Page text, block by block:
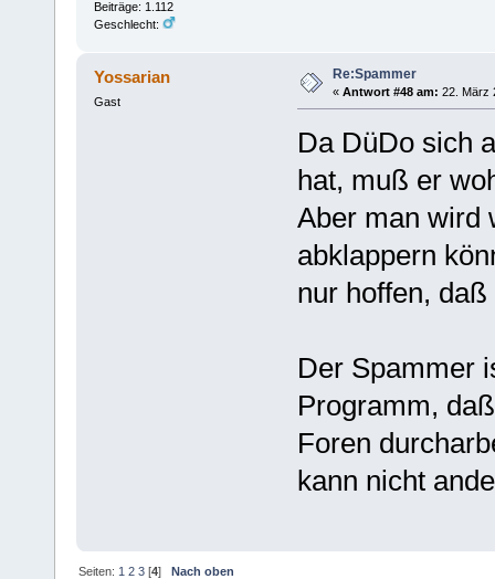
Beiträge: 1.112
Geschlecht:
Yossarian
Gast
Re:Spammer
« Antwort #48 am: 22. März
Da DüDo sich
hat, muß er
Aber man wird
abklappern
nur hoffen,
Der Spammer
Programm,
Foren
kann nicht
Seiten: 1 2 3 [4]Nach oben